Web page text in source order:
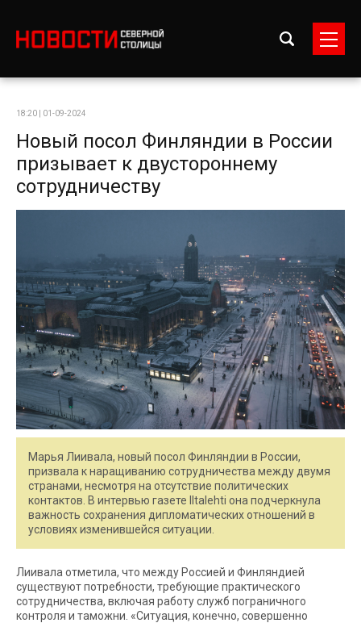
18:20 | 01-09-2024
Новый посол Финляндии в России
призывает к двустороннему
сотрудничеству
Марья Лиивала, новый посол Финляндии в России,
призвала к наращиванию сотрудничества между двумя
странами, несмотря на отсутствие политических
контактов. В интервью газете Iltalehti она подчеркнула
важность сохранения дипломатических отношений в
условиях изменившейся ситуации.
Лиивала отметила, что между Россией и Финляндией
существуют потребности, требующие практического
сотрудничества, включая работу служб пограничного
контроля и таможни. «Ситуация, конечно, совершенно